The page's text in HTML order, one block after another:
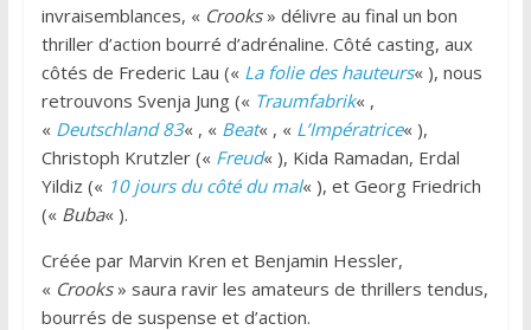
invraisemblances, « Crooks» délivre au final un bon
thriller d’action bourré d’adrénaline. Côté casting, aux
côtés de Frederic Lau (« La folie des hauteurs« ), nous
retrouvons Svenja Jung (« Traumfabrik« ,
« Deutschland 83« , « Beat« , « L’Impératrice« ),
Christoph Krutzler (« Freud« ), Kida Ramadan, Erdal
Yildiz (« 10 jours du côté du mal« ), et Georg Friedrich
(« Buba« ).
Créée par Marvin Kren et Benjamin Hessler,
« Crooks» saura ravir les amateurs de thrillers tendus,
bourrés de suspense et d’action.